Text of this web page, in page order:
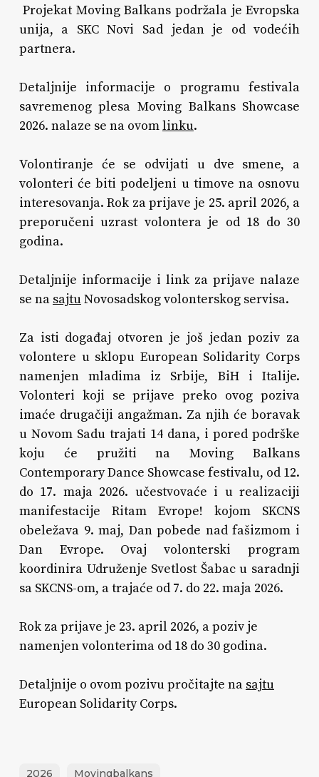
Projekat Moving Balkans podržala je Evropska
unija, a SKC Novi Sad jedan je od vodećih
partnera.
Detaljnije informacije o programu festivala
savremenog plesa Moving Balkans Showcase
2026. nalaze se na ovomlinku.
Volontiranje će se odvijati u dve smene, a
volonteri će biti podeljeni u timove na osnovu
interesovanja. Rok za prijave je 25. april 2026, a
preporučeni uzrast volontera je od 18 do 30
godina.
Detaljnije informacije i link za prijave nalaze
se na sajtuNovosadskog volonterskog servisa.
Za isti događaj otvoren je još jedan poziv za
volontere u sklopu European Solidarity Corps
namenjen mladima iz Srbije, BiH i Italije.
Volonteri koji se prijave preko ovog poziva
imaće drugačiji angažman. Za njih će boravak
u Novom Sadu trajati 14 dana, i pored podrške
koju će pružiti na Moving Balkans
Contemporary Dance Showcase festivalu, od 12.
do 17. maja 2026. učestvovaće i u realizaciji
manifestacije Ritam Evrope! kojom SKCNS
obeležava 9. maj, Dan pobede nad fašizmom i
Dan Evrope. Ovaj volonterski program
koordinira Udruženje Svetlost Šabac u saradnji
sa SKCNS-om, a trajaće od 7. do 22. maja 2026.
Rok za prijave je 23. april 2026, a poziv je
namenjen volonterima od 18 do 30 godina.
Detaljnije o ovom pozivu pročitajte na sajtu
European Solidarity Corps.
2026 Movingbalkans